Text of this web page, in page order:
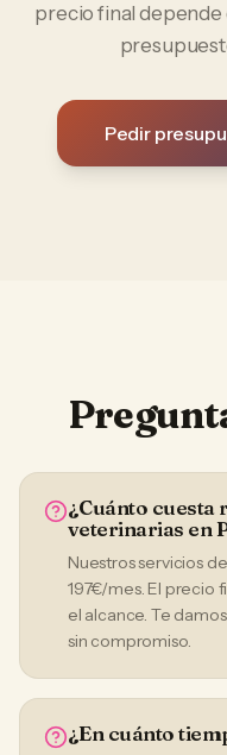
precio final depende
Pedir
¿Cuánto cuesta
veterinarias en
Nuestros servicios
197€/mes. El precio
el alcance. Te
sin compromiso.
¿En cuánto